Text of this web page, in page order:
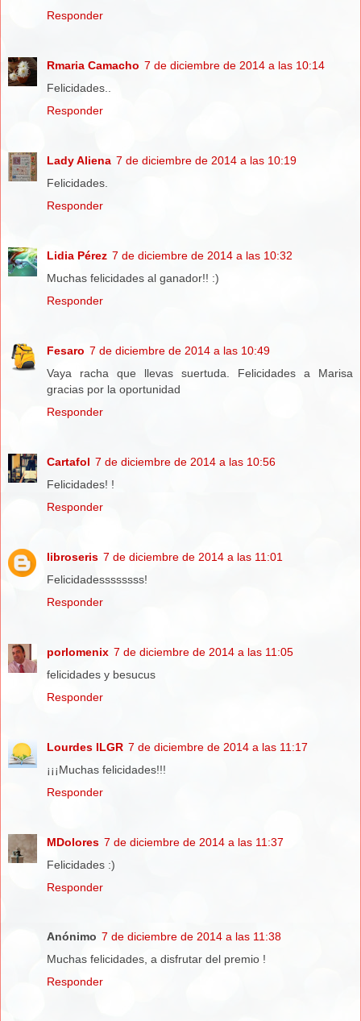
Responder
Rmaria Camacho 7 de diciembre de 2014 a las 10:14
Felicidades..
Responder
Lady Aliena 7 de diciembre de 2014 a las 10:19
Felicidades.
Responder
Lidia Pérez 7 de diciembre de 2014 a las 10:32
Muchas felicidades al ganador!! :)
Responder
Fesaro 7 de diciembre de 2014 a las 10:49
Vaya racha que llevas suertuda. Felicidades a Marisa
gracias por la oportunidad
Responder
Cartafol 7 de diciembre de 2014 a las 10:56
Felicidades! !
Responder
libroseris 7 de diciembre de 2014 a las 11:01
Felicidadessssssss!
Responder
porlomenix 7 de diciembre de 2014 a las 11:05
felicidades y besucus
Responder
Lourdes ILGR 7 de diciembre de 2014 a las 11:17
¡¡¡Muchas felicidades!!!
Responder
MDolores 7 de diciembre de 2014 a las 11:37
Felicidades :)
Responder
Anónimo 7 de diciembre de 2014 a las 11:38
Muchas felicidades, a disfrutar del premio !
Responder